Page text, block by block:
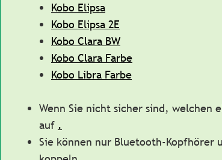
Kobo Elipsa
Kobo Elipsa 2E
Kobo Clara BW
Kobo Clara Farbe
Kobo Libra Farbe
Wenn Sie nicht sicher sind, welchen
auf .
Sie können nur Bluetooth-Kopfhörer